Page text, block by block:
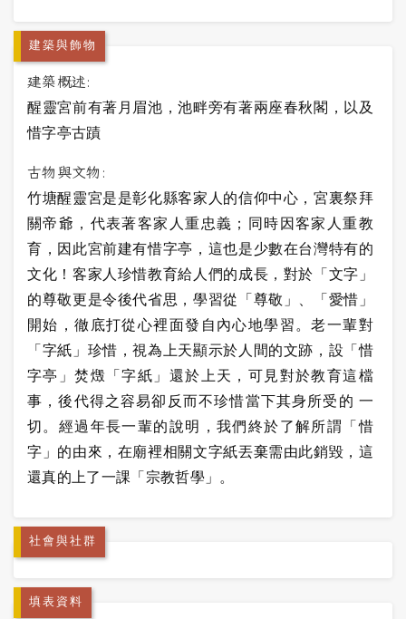
建築與飾物
建築概述:
醒靈宮前有著月眉池，池畔旁有著兩座春秋閣，以及
惜字亭古蹟
古物與文物:
竹塘醒靈宮是是彰化縣客家人的信仰中心，宮裏祭拜
關帝爺，代表著客家人重忠義；同時因客家人重教
育，因此宮前建有惜字亭，這也是少數在台灣特有的
文化！客家人珍惜教育給人們的成長，對於「文字」
的尊敬更是令後代省思，學習從「尊敬」、「愛惜」
開始，徹底打從心裡面發自內心地學習。老一輩對
「字紙」珍惜，視為上天顯示於人間的文跡，設「惜
字亭」焚燬「字紙」還於上天，可見對於教育這檔
事，後代得之容易卻反而不珍惜當下其身所受的 一
切。經過年長一輩的說明，我們終於了解所謂「惜
字」的由來，在廟裡相關文字紙丟棄需由此銷毀，這
還真的上了一課「宗教哲學」。
社會與社群
填表資料